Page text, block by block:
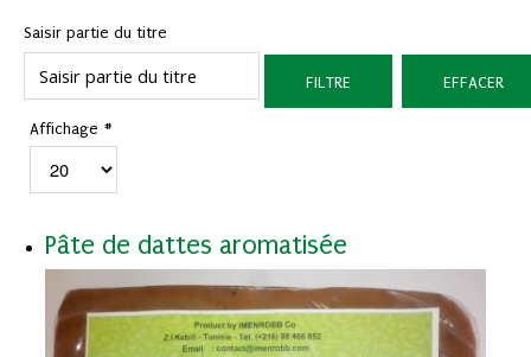
Contacter Nous
Blog
Saisir partie du titre
FILTRE EFFACER
Affichage #
Pâte de dattes aromatisée